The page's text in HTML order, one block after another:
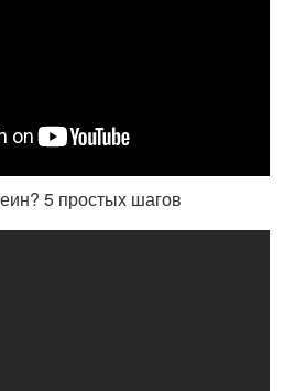
5 простых шагов